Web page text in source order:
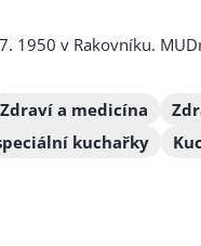
1950 v Rakovníku.
Zdraví a medicína
kuchařky